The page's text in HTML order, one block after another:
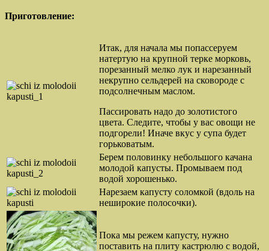
Приготовление:
Итак, для начала мы попассеруем
натертую на крупной терке морковь,
порезанный мелко лук и нарезанный
некрупно сельдерей на сковороде с
подсолнечным маслом.
Пассировать надо до золотистого
цвета. Следите, чтобы у вас овощи не
подгорели! Иначе вкус у супа будет
горьковатым.
Берем половинку небольшого качана
молодой капусты. Промываем под
водой хорошенько.
Нарезаем капусту соломкой (вдоль на
неширокие полосочки).
Пока мы режем капусту, нужно
поставить на плиту кастрюлю с водой,